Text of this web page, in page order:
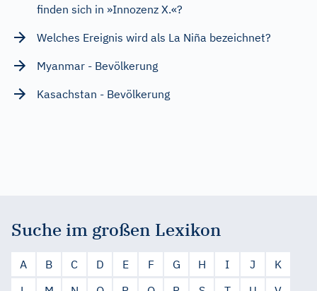
finden sich in »Innozenz X.«?
Welches Ereignis wird als La Niña bezeichnet?
Myanmar - Bevölkerung
Kasachstan - Bevölkerung
Suche im großen Lexikon
A B C D E F G H I J
K